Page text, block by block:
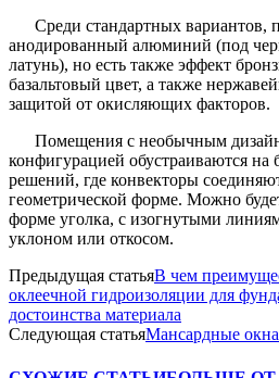
Среди стандартных вариантов,
анодированный алюминий (под
латунь), но есть также эффект
базальтовый цвет, а также
защитой от окисляющих факторов.
Помещения с необычным
конфигурацией обустраиваются на
решений, где конвекторы
геометрической форме. Можно
форме уголка, с изогнутыми
уклоном или откосом.
Предыдущая статьяВ чем
оклеечной гидроизоляции для
достоинства материала
Следующая статьяМансардные